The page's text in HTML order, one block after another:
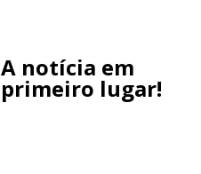
A notícia em
primeiro lugar!